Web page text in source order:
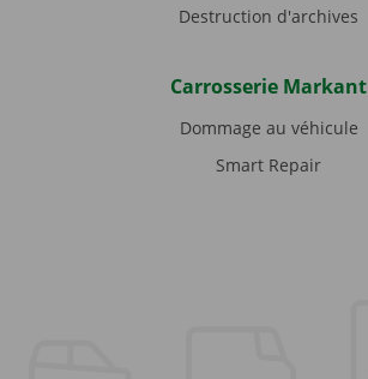
Destruction d'archives
Carrosserie Markant
Dommage au véhicule
Smart Repair